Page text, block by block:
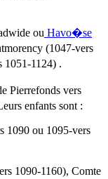
ou Havo�se
(1047-vers
1051-1124) .
Pierrefonds vers
enfants sont :
1090 ou 1095-vers
1090-1160), Comte